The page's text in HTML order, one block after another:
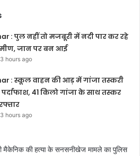
: पुल नहीं तो मजबूरी में नदी पार कर रहे
जान पर बन आई
hours ago
: स्कूल वाहन की आड़ में गांजा तस्करी
41 किलो गांजा के साथ तस्कर
hours ago
मैकेनिक की हत्या के सनसनीखेज मामले का पुलिस